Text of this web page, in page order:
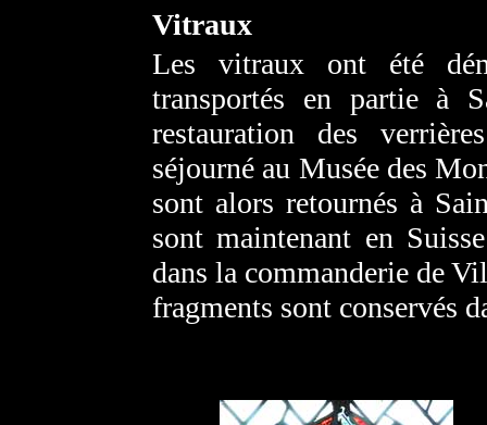
Vitraux
Les vitraux ont été
transportés en partie à
restauration des
séjourné au Musée des
sont alors retournés à
sont maintenant en
dans la commanderie de
fragments sont conservés